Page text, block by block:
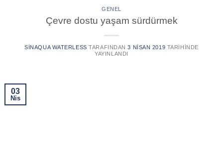
GENEL
Çevre dostu yaşam sürdürmek
SINAQUA WATERLESS TARAFINDAN 3 NISAN 2019 TARIHINDE
YAYINLANDI
03
Nis